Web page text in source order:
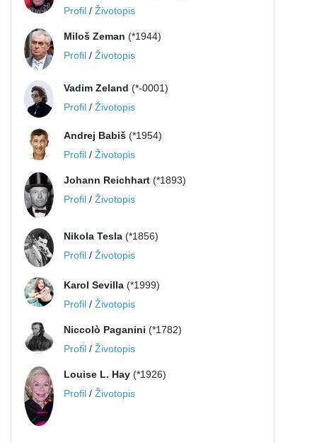
Profil/ Životopis
Miloš Zeman (*1944)
Profil/ Životopis
Vadim Zeland (*-0001)
Profil/ Životopis
Andrej Babiš(*1954)
Profil/ Životopis
Johann Reichhart(*1893)
Profil/ Životopis
Nikola Tesla(*1856)
Profil/ Životopis
Karol Sevilla(*1999)
Profil/ Životopis
Niccolò Paganini (*1782)
Profil/ Životopis
Louise L. Hay(*1926)
Profil/ Životopis